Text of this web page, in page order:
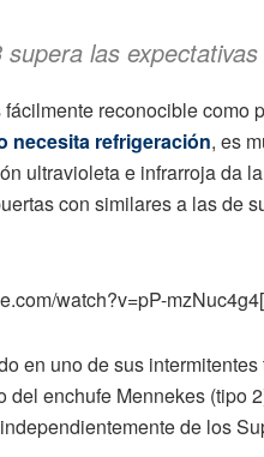
supera las
reconocible como
necesita refrigeración, es
ultravioleta e infrarroja da
con similares a las de
watch?v=pP-
en uno de sus
del enchufe Mennekes (tipo
de los